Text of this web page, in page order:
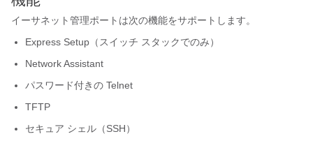
イーサネット管理ポートは次の機能をサポートします。
Express Setup（ スイッチ スタックでのみ）
Network Assistant
パスワード付きの Telnet
TFTP
セキュア シェル（SSH）